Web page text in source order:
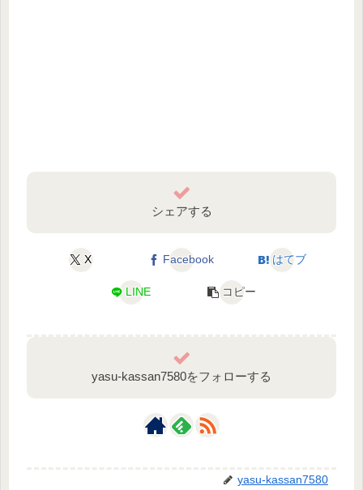
シェアする
X Facebook はてブ
LINE コピー
yasu-kassan7580をフォローする
yasu-kassan7580